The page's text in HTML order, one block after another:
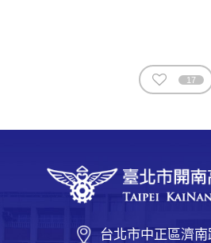
17
台北市中正區濟